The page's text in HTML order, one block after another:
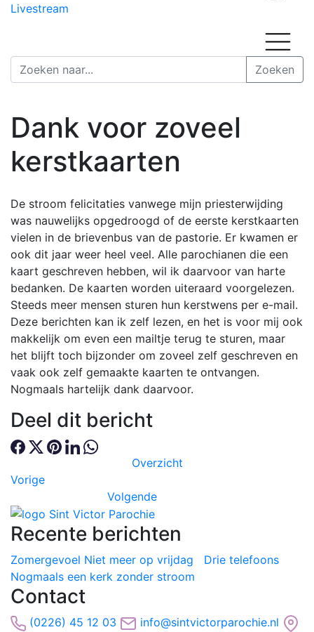
Livestream
Dank voor zoveel
kerstkaarten
De stroom felicitaties vanwege mijn priesterwijding
was nauwelijks opgedroogd of de eerste kerstkaarten
vielen in de brievenbus van de pastorie. Er kwamen er
ook dit jaar weer heel veel. Alle parochianen die een
kaart geschreven hebben, wil ik daarvoor van harte
bedanken. De kaarten worden uiteraard voorgelezen.
Steeds meer mensen sturen hun kerstwens per e-mail.
Deze berichten kan ik zelf lezen, en het is voor mij ook
makkelijk om even een mailtje terug te sturen, maar
het blijft toch bijzonder om zoveel zelf geschreven en
vaak ook zelf gemaakte kaarten te ontvangen.
Nogmaals hartelijk dank daarvoor.
Deel dit bericht
Overzicht
Vorige
Volgende
Recente berichten
Zomergevoel Niet meer op vrijdag
Drie telefoons
Nogmaals een kerk zonder stroom
Contact
(0226) 45 12 03 info@sintvictorparochie.nl